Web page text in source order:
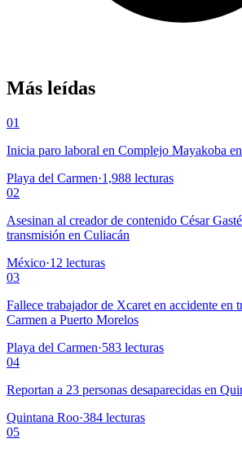
Más leídas
01
Inicia paro laboral en Complejo Mayakoba
Playa del Carmen·1,988 lecturas
02
Asesinan al creador de contenido César
transmisión en Culiacán
México·12 lecturas
03
Fallece trabajador de Xcaret en accidente en
Carmen a Puerto Morelos
Playa del Carmen·583 lecturas
04
Reportan a 23 personas desaparecidas en
Quintana Roo·384 lecturas
05